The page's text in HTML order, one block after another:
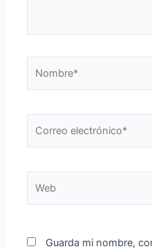
electrónico*
Guarda mi nombre,